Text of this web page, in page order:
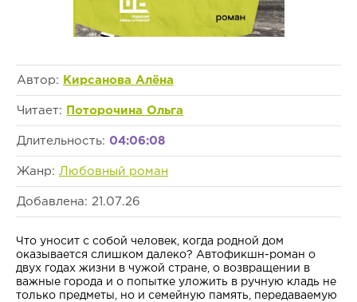
Автор: Кирсанова Алёна
Читает: Поторочина Ольга
Длительность: 04:06:08
Жанр: Любовный роман
Добавлена: 21.07.26
Что уносит с собой человек, когда родной дом
оказывается слишком далеко? Автофикшн-роман о
двух годах жизни в чужой стране, о возвращении в
важные города и о попытке уложить в ручную кладь не
только предметы, но и семейную память, передаваемую